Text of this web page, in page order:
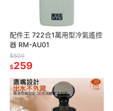
配件王 722合1萬用型冷氣遙控
器 RM-AU01
$500
$259